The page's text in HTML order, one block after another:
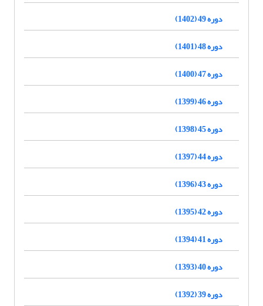
دوره 49 (1402)
دوره 48 (1401)
دوره 47 (1400)
دوره 46 (1399)
دوره 45 (1398)
دوره 44 (1397)
دوره 43 (1396)
دوره 42 (1395)
دوره 41 (1394)
دوره 40 (1393)
دوره 39 (1392)